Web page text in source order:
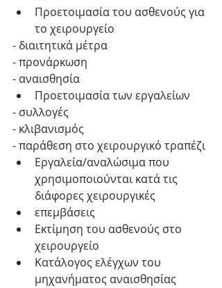
Προετοιμασία του ασθενούς για
το χειρουργείο
- διαιτητικά μέτρα
- προνάρκωση
- αναισθησία
Προετοιμασία των εργαλείων
- συλλογές
- κλιβανισμός
- παράθεση στο χειρουργικό τραπέζι
Εργαλεία/αναλώσιμα που
χρησιμοποιούνται κατά τις
διάφορες χειρουργικές
επεμβάσεις
Εκτίμηση του ασθενούς στο
χειρουργείο
Κατάλογος ελέγχων του
μηχανήματος αναισθησίας